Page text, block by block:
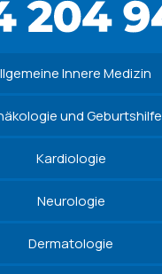
Innere Medizin
und Geburtshilfe
Kardiologie
Neurologie
Dermatologie